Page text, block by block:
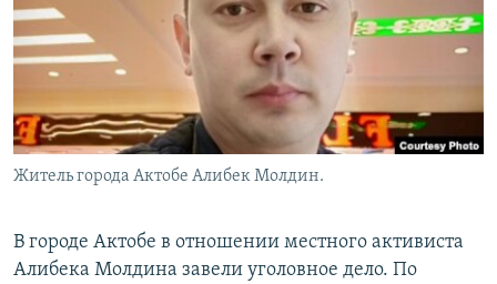
Житель города Актобе Алибек Молдин.
В городе Актобе в отношении местного активиста
Алибека Молдина завели уголовное дело. По